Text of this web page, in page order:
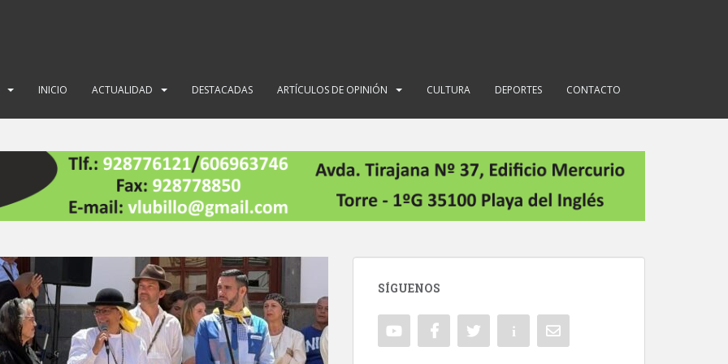
INICIO ACTUALIDAD DESTACADAS ARTÍCULOS DE OPINIÓN CULTURA DEPORTES CONTACTO
SÍGUENOS